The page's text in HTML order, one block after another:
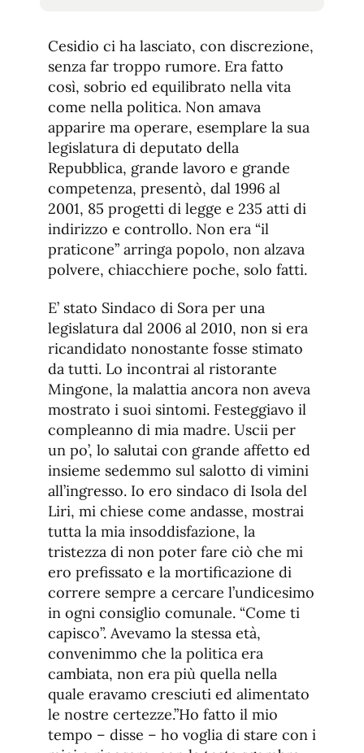
fuente
de
fuente.
Cesidio ci ha lasciato, con discrezione,
senza far troppo rumore. Era fatto
così, sobrio ed equilibrato nella vita
come nella politica. Non amava
apparire ma operare, esemplare la sua
legislatura di deputato della
Repubblica, grande lavoro e grande
competenza, presentò, dal 1996 al
2001, 85 progetti di legge e 235 atti di
indirizzo e controllo. Non era “il
praticone” arringa popolo, non alzava
polvere, chiacchiere poche, solo fatti.
E’ stato Sindaco di Sora per una
legislatura dal 2006 al 2010, non si era
ricandidato nonostante fosse stimato
da tutti. Lo incontrai al ristorante
Mingone, la malattia ancora non aveva
mostrato i suoi sintomi. Festeggiavo il
compleanno di mia madre. Uscii per
un po’, lo salutai con grande affetto ed
insieme sedemmo sul salotto di vimini
all’ingresso. Io ero sindaco di Isola del
Liri, mi chiese come andasse, mostrai
tutta la mia insoddisfazione, la
tristezza di non poter fare ciò che mi
ero prefissato e la mortificazione di
correre sempre a cercare l’undicesimo
in ogni consiglio comunale. “Come ti
capisco”. Avevamo la stessa età,
convenimmo che la politica era
cambiata, non era più quella nella
quale eravamo cresciuti ed alimentato
le nostre certezze.”Ho fatto il mio
tempo – disse – ho voglia di stare con i